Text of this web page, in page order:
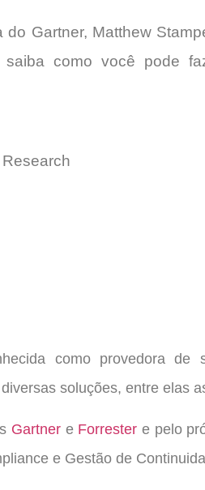
Gartner, Matthew
como você pode
como provedora
soluções, entre elas
Gartner e Forrester e pelo
e Gestão de